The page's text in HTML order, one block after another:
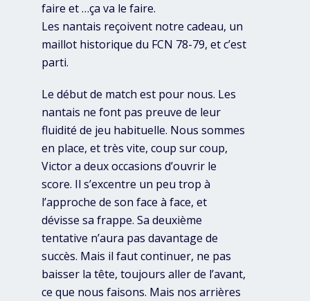
faire et …ça va le faire.
Les nantais reçoivent notre cadeau, un
maillot historique du FCN 78-79, et c’est
parti.
Le début de match est pour nous. Les
nantais ne font pas preuve de leur
fluidité de jeu habituelle. Nous sommes
en place, et très vite, coup sur coup,
Victor a deux occasions d’ouvrir le
score. Il s’excentre un peu trop à
l’approche de son face à face, et
dévisse sa frappe. Sa deuxième
tentative n’aura pas davantage de
succès. Mais il faut continuer, ne pas
baisser la tête, toujours aller de l’avant,
ce que nous faisons. Mais nos arrières